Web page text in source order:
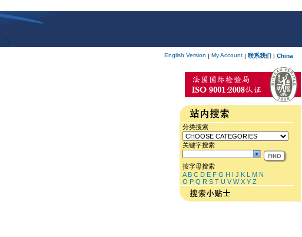
English Version | My Account | 联系我们 | China
分类搜索
关键字搜索
按字母搜索
A B C D E F G H I J K L M N
O P Q R S T U V W X Y Z